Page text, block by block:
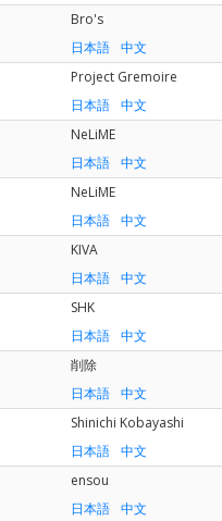
Bro's
日本語
中文
Project Gremoire
日本語
中文
NeLiME
日本語
中文
NeLiME
日本語
中文
KIVA
日本語
中文
SHK
日本語
中文
削除
日本語
中文
Shinichi Kobayashi
日本語
中文
ensou
日本語 中文